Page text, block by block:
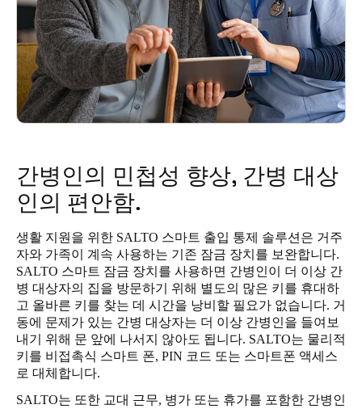
Japanese
Australia / New Zealand
English
간병인의 민첩성 향상, 간병 대상
인의 편안함.
생활 지원을 위한 SALTO 스마트 출입 통제 솔루션은 거주
자와 가족이 계속 사용하는 기존 잠금 장치를 보완합니다.
SALTO 스마트 잠금 장치를 사용하면 간병인이 더 이상 간
병 대상자의 집을 방문하기 위해 별도의 많은 키를 휴대하
고 올바른 키를 찾는 데 시간을 낭비할 필요가 없습니다. 거
동에 문제가 있는 간병 대상자는 더 이상 간병인을 들여보
내기 위해 문 앞에 나서지 않아도 됩니다. SALTO는 물리적
키를 비접촉식 스마트 폰, PIN 코드 또는 스마트폰 액세스
로 대체합니다.
SALTO는 또한 교대 근무, 병가 또는 휴가를 포함한 간병인